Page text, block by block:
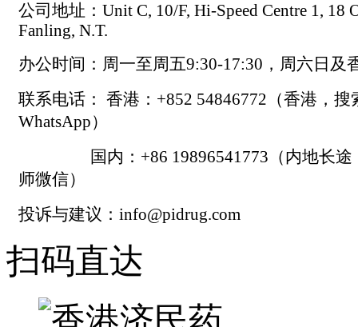
公司地址：Unit C, 10/F, Hi-Speed Centre 1, 18
Fanling, N.T.
办公时间：周一至周五9:30-17:30，周六日及
联系电话： 香港：+852 54846772（香港，搜
WhatsApp）
国内：+86 19896541773（内地长途
师微信）
投诉与建议：info@pidrug.com
扫码直达